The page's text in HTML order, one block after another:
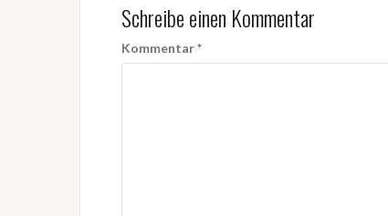
Schreibe einen Kommentar
Kommentar*